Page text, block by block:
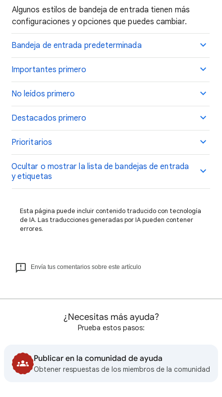
Algunos estilos de bandeja de entrada tienen más
configuraciones y opciones que puedes cambiar.
Bandeja de entrada predeterminada
Importantes primero
No leídos primero
Destacados primero
Prioritarios
Ocultar o mostrar la lista de bandejas de entrada
y etiquetas
Esta página puede incluir contenido traducido con tecnología
de IA. Las traducciones generadas por IA pueden contener
errores.
Envía tus comentarios sobre este artículo
¿Necesitas más ayuda?
Prueba estos pasos:
Publicar en la comunidad de ayuda
Obtener respuestas de los miembros de la comunidad